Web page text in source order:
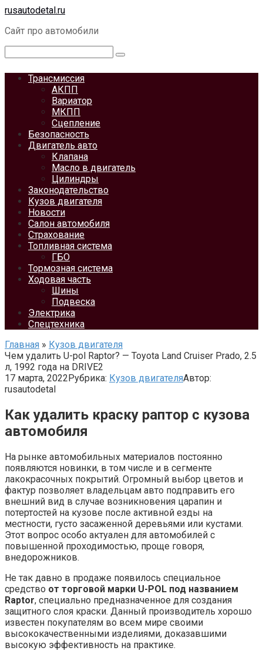
Перейти
контенту
rusautodetal.ru
Сайт про автомобили
Трансмиссия
АКПП
Вариатор
МКПП
Сцепление
Безопасность
Двигатель авто
Клапана
Масло в двигатель
Цилиндры
Законодательство
Кузов двигателя
Новости
Салон автомобиля
Страхование
Топливная система
ГБО
Тормозная система
Ходовая часть
Шины
Подвеска
Электрика
Спецтехника
Главная » Кузов двигателя
Чем удалить U-pol Raptor? — Toyota Land Cruiser Prado, 2.5
л, 1992 года на DRIVE2
17 марта, 2022Рубрика: Кузов двигателяАвтор:
rusautodetal
Как удалить краску раптор с кузова
автомобиля
На рынке автомобильных материалов постоянно
появляются новинки, в том числе и в сегменте
лакокрасочных покрытий. Огромный выбор цветов и
фактур позволяет владельцам авто подправить его
внешний вид в случае возникновения царапин и
потертостей на кузове после активной езды на
местности, густо засаженной деревьями или кустами.
Этот вопрос особо актуален для автомобилей с
повышенной проходимостью, проще говоря,
внедорожников.
Не так давно в продаже появилось специальное
средство от торговой марки U-POL под названием
Raptor, специально предназначенное для создания
защитного слоя краски. Данный производитель хорошо
известен покупателям во всем мире своими
высококачественными изделиями, доказавшими
высокую эффективность на практике.